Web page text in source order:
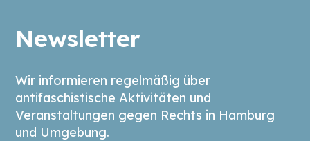
Newsletter
Wir informieren regelmäßig über
antifaschistische Aktivitäten und
Veranstaltungen gegen Rechts in Hamburg
und Umgebung.